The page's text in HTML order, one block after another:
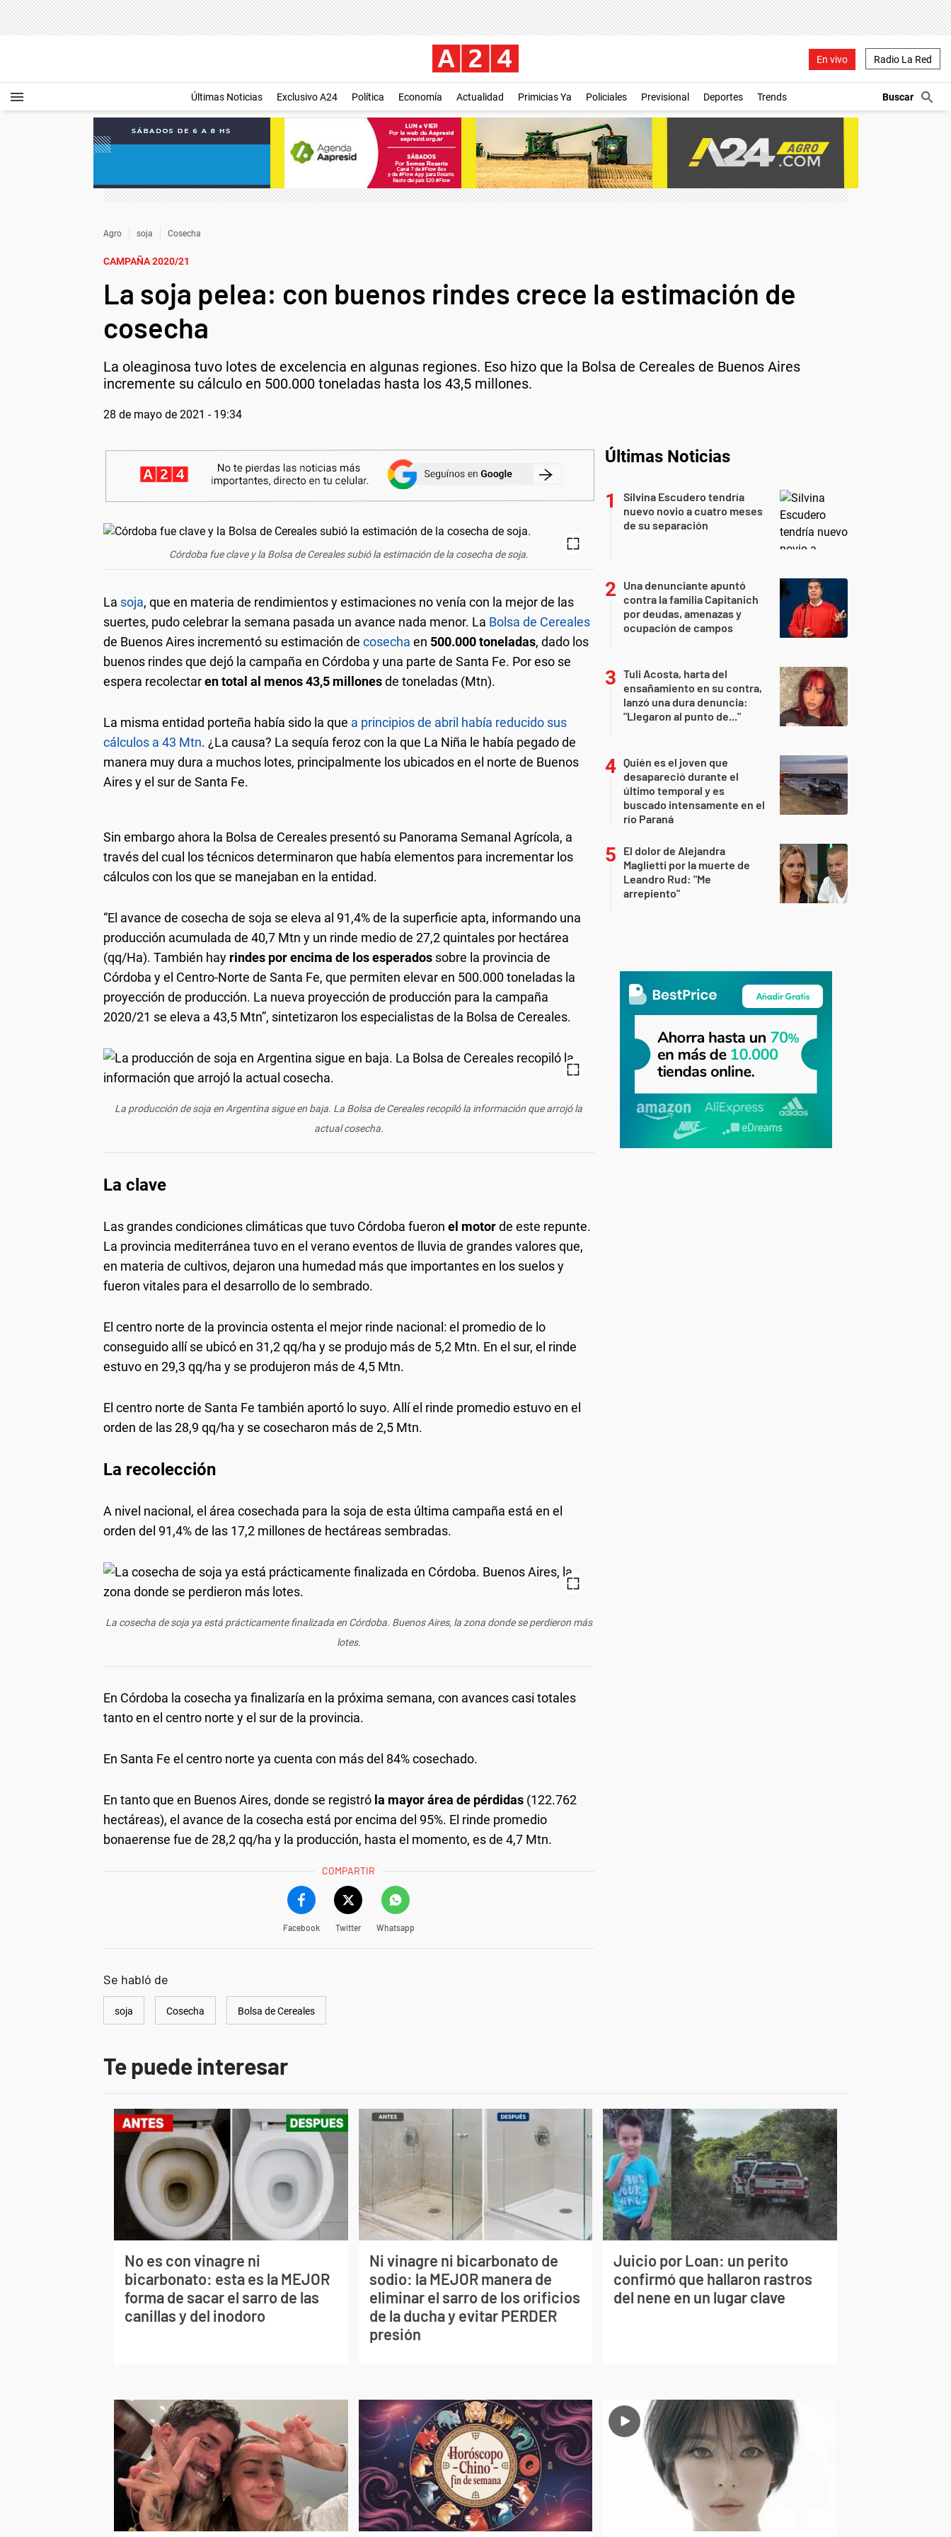
En vivo Radio La Red
Últimas Noticias Exclusivo A24 Política Economía Actualidad Primicias Ya Policiales Previsional Deportes Trends
Agro soja Cosecha
CAMPAÑA 2020/21
La soja pelea: con buenos rindes crece la estimación de
cosecha
La oleaginosa tuvo lotes de excelencia en algunas regiones. Eso hizo que la Bolsa de Cereales de Buenos Aires
incremente su cálculo en 500.000 toneladas hasta los 43,5 millones.
28 de mayo de 2021 - 19:34
Córdoba fue clave y la Bolsa de Cereales subió la estimación de la cosecha de soja.
La soja, que en materia de rendimientos y estimaciones no venía con la mejor de las
suertes, pudo celebrar la semana pasada un avance nada menor. La Bolsa de Cereales
de Buenos Aires incrementó su estimación de cosecha en 500.000 toneladas, dado los
buenos rindes que dejó la campaña en Córdoba y una parte de Santa Fe. Por eso se
espera recolectaren total al menos 43,5 millonesde toneladas (Mtn).
La misma entidad porteña había sido la que a principios de abril había reducido sus
cálculos a 43 Mtn. ¿La causa? La sequía feroz con la que La Niña le había pegado de
manera muy dura a muchos lotes, principalmente los ubicados en el norte de Buenos
Aires y el sur de Santa Fe.
Sin embargo ahora la Bolsa de Cereales presentó su Panorama Semanal Agrícola, a
través del cual los técnicos determinaron que había elementos para incrementar los
cálculos con los que se manejaban en la entidad.
“El avance de cosecha de soja se eleva al 91,4% de la superficie apta, informando una
producción acumulada de 40,7 Mtn y un rinde medio de 27,2 quintales por hectárea
(qq/Ha). También hay rindes por encima de los esperados sobre la provincia de
Córdoba y el Centro-Norte de Santa Fe, que permiten elevar en 500.000 toneladas la
proyección de producción. La nueva proyección de producción para la campaña
2020/21 se eleva a 43,5 Mtn”, sintetizaron los especialistas de la Bolsa de Cereales.
La producción de soja en Argentina sigue en baja. La Bolsa de Cereales recopiló la información que arrojó la
actual cosecha.
La clave
Las grandes condiciones climáticas que tuvo Córdoba fueron el motorde este repunte.
La provincia mediterránea tuvo en el verano eventos de lluvia de grandes valores que,
en materia de cultivos, dejaron una humedad más que importantes en los suelos y
fueron vitales para el desarrollo de lo sembrado.
El centro norte de la provincia ostenta el mejor rinde nacional: el promedio de lo
conseguido allí se ubicó en 31,2 qq/ha y se produjo más de 5,2 Mtn. En el sur, el rinde
estuvo en 29,3 qq/ha y se produjeron más de 4,5 Mtn.
El centro norte de Santa Fe también aportó lo suyo. Allí el rinde promedio estuvo en el
orden de las 28,9 qq/ha y se cosecharon más de 2,5 Mtn.
La recolección
A nivel nacional, el área cosechada para la soja de esta última campaña está en el
orden del 91,4% de las 17,2 millones de hectáreas sembradas.
La cosecha de soja ya está prácticamente finalizada en Córdoba. Buenos Aires, la zona donde se perdieron más
lotes.
En Córdoba la cosecha ya finalizaría en la próxima semana, con avances casi totales
tanto en el centro norte y el sur de la provincia.
En Santa Fe el centro norte ya cuenta con más del 84% cosechado.
En tanto que en Buenos Aires, donde se registró la mayor área de pérdidas (122.762
hectáreas), el avance de la cosecha está por encima del 95%. El rinde promedio
bonaerense fue de 28,2 qq/ha y la producción, hasta el momento, es de 4,7 Mtn.
COMPARTIR
Facebook Twitter Whatsapp
Se habló de
soja Cosecha Bolsa de Cereales
Últimas Noticias
Silvina Escudero tendría
nuevo novio a cuatro meses
de su separación
Una denunciante apuntó
contra la familia Capitanich
por deudas, amenazas y
ocupación de campos
Tuli Acosta, harta del
ensañamiento en su contra,
lanzó una dura denuncia:
"Llegaron al punto de..."
Quién es el joven que
desapareció durante el
último temporal y es
buscado intensamente en el
río Paraná
El dolor de Alejandra
Maglietti por la muerte de
Leandro Rud: "Me
arrepiento"
Te puede interesar
No es con vinagre ni
bicarbonato: esta es la MEJOR
forma de sacar el sarro de las
canillas y del inodoro
Ni vinagre ni bicarbonato de
sodio: la MEJOR manera de
eliminar el sarro de los orificios
de la ducha y evitar PERDER
presión
Juicio por Loan: un perito
confirmó que hallaron rastros
del nene en un lugar clave